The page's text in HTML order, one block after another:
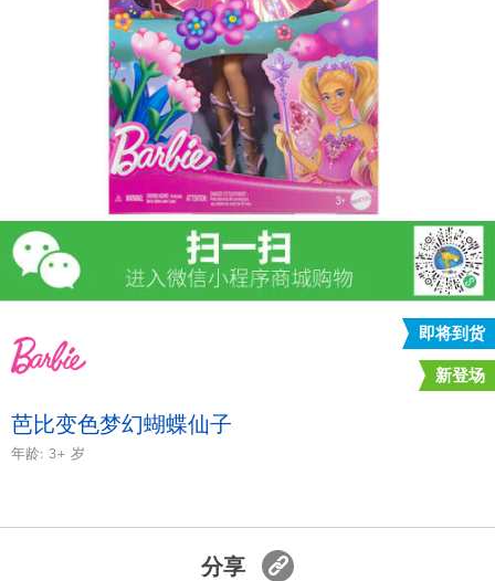
娃娃，芭比，收藏公仔
电子玩具
游戏及拼图系列
益智学习玩具
户外及运动产品
派对用品
模仿，化妆及造型系列
夏日
即将到货
新登场
芭比变色梦幻蝴蝶仙子
年龄: 3+ 岁
分享